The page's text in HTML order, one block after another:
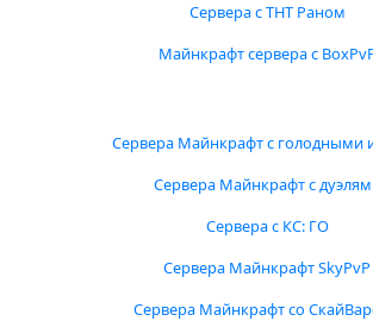
Сервера с ТНТ Раном
Майнкрафт сервера с
Сервера Майнкрафт с голодными
Сервера Майнкрафт с
Сервера с КС: ГО
Сервера Майнкрафт SkyPvP
Сервера Майнкрафт со